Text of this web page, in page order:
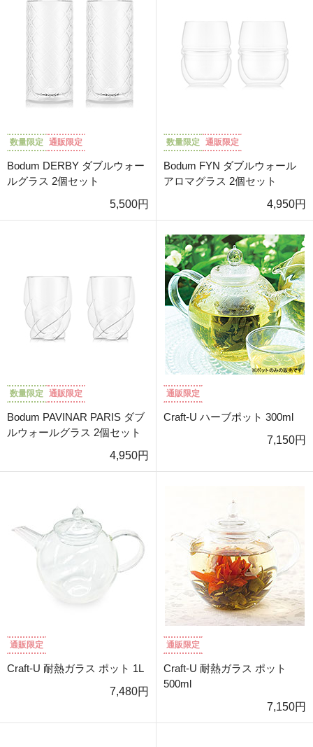
数量限定 通販限定
Bodum DERBY ダブルウォー
ルグラス 2個セット
5,500円
数量限定 通販限定
Bodum FYN ダブルウォール
アロマグラス 2個セット
4,950円
数量限定 通販限定
Bodum PAVINAR PARIS ダブ
ルウォールグラス 2個セット
4,950円
通販限定
Craft-U ハーブポット 300ml
7,150円
通販限定
Craft-U 耐熱ガラス ポット 1L
7,480円
通販限定
Craft-U 耐熱ガラス ポット
500ml
7,150円